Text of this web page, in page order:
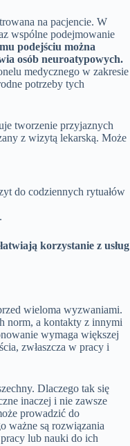
na pacjencie. W
wspólne podejmowanie
podejściu można
osób neuroatypowych.
medycznego w zakresie
potrzeby tych
tworzenie przyjaznych
z wizytą lekarską. Może
do codziennych rytuałów
korzystanie z usług
wieloma wyzwaniami.
norm, a kontakty z innymi
wymaga większej
zwłaszcza w pracy i
Dlaczego tak się
inaczej i nie zawsze
prowadzić do
ważne są rozwiązania
lub nauki do ich